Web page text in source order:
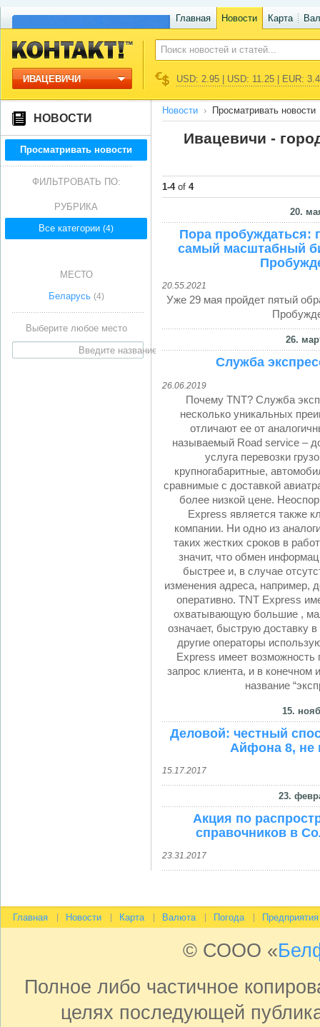
Главная Новости Карта
ИВАЦЕВИЧИ USD: 2.95 | USD: 11.25 | EUR:
НОВОСТИ
Просматривать новости
ФИЛЬТРОВАТЬ ПО:
РУБРИКА
Все категории (4)
МЕСТО
Беларусь (4)
Выберите любое место
Новости Просматривать новости
Ивацевичи -
1-4of 4
20.
Пора пробуждаться:
самый масштабный
20.55.2021
Уже 29 мая пройдет пятый
26.
Служба
26.06.2019
Почему TNT? Служба
несколько уникальных
отличают ее от
называемый Road service –
услуга перевозки
крупногабаритные,
сравнимые с доставкой
более низкой цене.
Express является также
компании. Ни одно из
таких жестких сроков в
значит, что обмен
быстрее и, в случае
изменения адреса, например,
оперативно. TNT Express
охватывающую большие ,
означает, быструю доставку
другие операторы
Express имеет возможность
запрос клиента, и в конечном
название
15.
Деловой: честный
Айфона 8, не
15.17.2017
23.
Акция по
справочников в
23.31.2017
Главная Новости Карта Валюта Погода Предприятия
© СООО «
Полное либо частичное
целях последующей